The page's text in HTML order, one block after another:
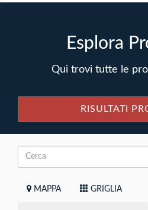
Esplora
Qui trovi tutte le
RISULTATI
MAPPA GRIGLIA